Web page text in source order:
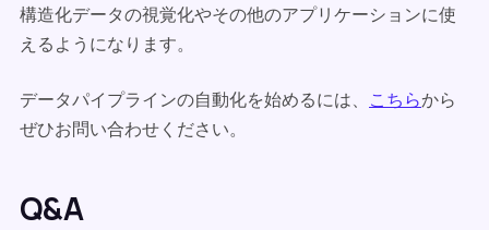
構造化データの視覚化やその他のアプリケーションに使
えるようになります。
データパイプラインの自動化を始めるには、 こちらから
ぜひお問い合わせください。
Q&A